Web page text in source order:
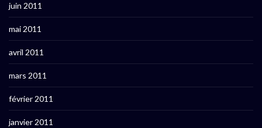
juin 2011
mai 2011
avril 2011
mars 2011
février 2011
janvier 2011